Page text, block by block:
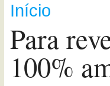
Início
Para
100%